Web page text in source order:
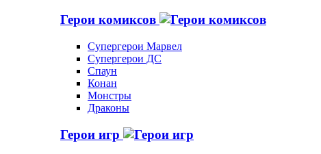
Герои комиксов
Супергерои Марвел
Супергерои ДС
Спаун
Конан
Монстры
Драконы
Герои игр